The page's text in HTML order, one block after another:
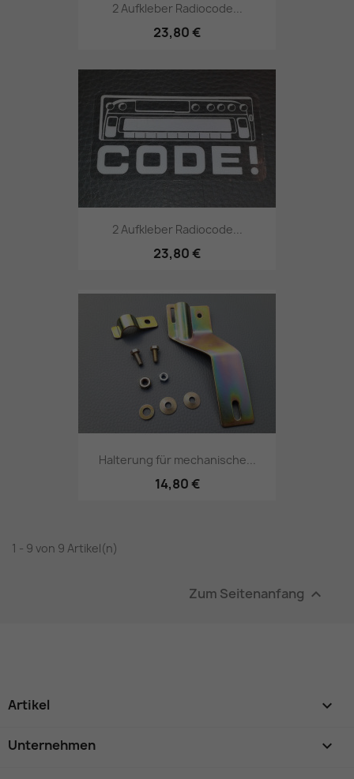
2 Aufkleber Radiocode...
23,80 €
2 Aufkleber Radiocode...
23,80 €
Halterung für mechanische...
14,80 €
1 - 9 von 9 Artikel(n)
Zum Seitenanfang 
Artikel 
Unternehmen 